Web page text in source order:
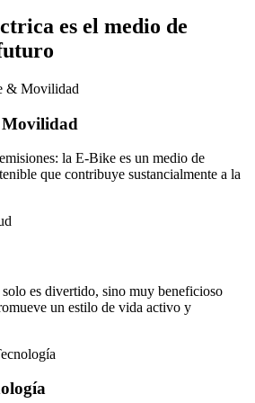
es el medio de
la E-Bike es un medio de
que contribuye sustancialmente a la
es divertido, sino muy beneficioso
un estilo de vida activo y